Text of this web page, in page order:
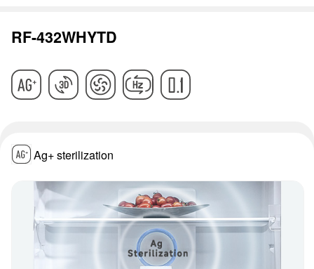
RF-432WHYTD
Ag+ sterilization